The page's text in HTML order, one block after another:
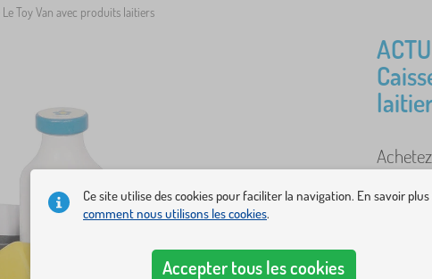
Le Toy Van avec produits laitiers
un
Ce site utilise des cookies pour faciliter la navigation. En savoir
comment nous utilisons les cookies.
Accepter tous les cookies